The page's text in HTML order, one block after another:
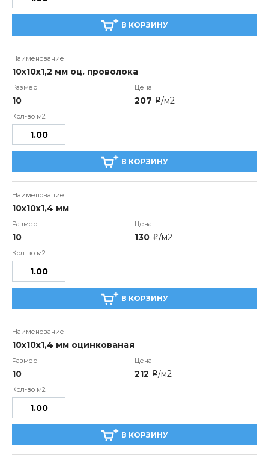
В КОРЗИНУ
10х10х1,2 мм оц. проволока
10 207 i/м2
В КОРЗИНУ
10х10х1,4 мм
10 130 i/м2
В КОРЗИНУ
10х10х1,4 мм оцинкованая
10 212 i/м2
В КОРЗИНУ